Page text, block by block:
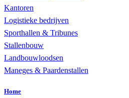
Kantoren
Logistieke bedrijven
Sporthallen & Tribunes
Stallenbouw
Landbouwloodsen
Maneges & Paardenstallen
Home